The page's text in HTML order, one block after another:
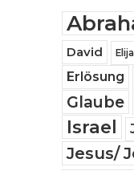
David Elija
Erlösung
Glaube
Israel
Jesus/